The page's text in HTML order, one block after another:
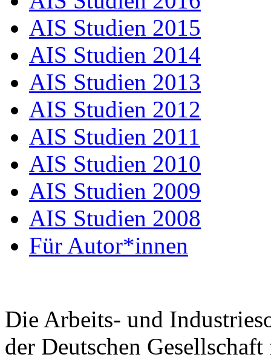
AIS Studien 2015
AIS Studien 2014
AIS Studien 2013
AIS Studien 2012
AIS Studien 2011
AIS Studien 2010
AIS Studien 2009
AIS Studien 2008
Für Autor*innen
Die Arbeits- und
der Deutschen